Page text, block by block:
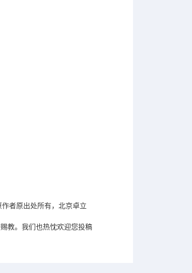
者原出处所有，北京卓立
教。我们也热忱欢迎您投稿